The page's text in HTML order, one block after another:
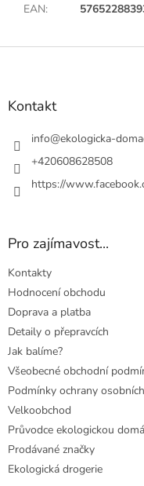
EAN:
Z
Kontakt
info@ekologicka-
+420608628508
https://
Pro zajímavost...
Kontakty
Hodnocení obchodu
Doprava a platba
Detaily o přepravcích
Jak balíme?
Všeobecné obchodní
Podmínky ochrany
Velkoobchod
Průvodce ekologickou
Prodávané značky
Ekologická drogerie